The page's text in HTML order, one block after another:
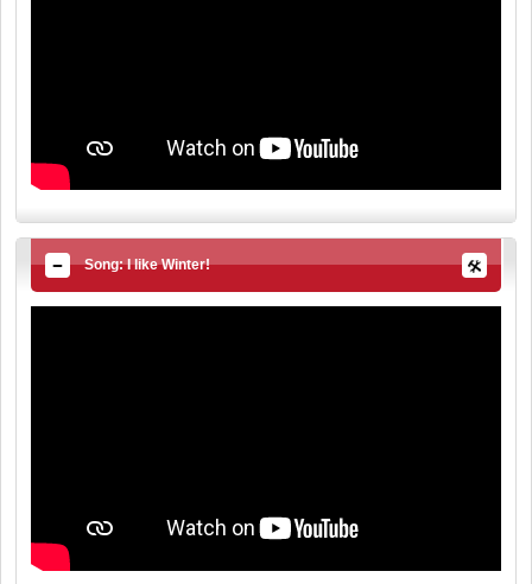
Song: I like Winter!